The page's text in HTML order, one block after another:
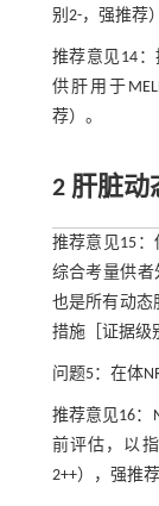
别2-，强推荐
推荐意见14
供肝用于
荐）。
2 肝脏动
推荐意见15
综合考量供
也是所有动态
措施［证据级
问题5：在体
推荐意见16：
前评估，以
2++），强推荐